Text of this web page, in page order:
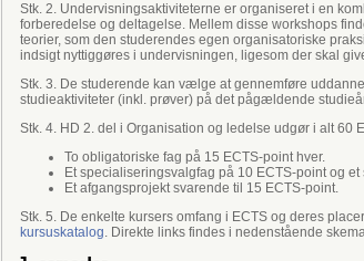
Stk. 2. Undervisningsaktiviteterne er organiseret i en
forberedelse og deltagelse. Mellem disse workshops
teorier, som den studerendes egen organisatoriske
indsigt nyttiggøres i undervisningen, ligesom der skal
Stk. 3. De studerende kan vælge at gennemføre
studieaktiviteter (inkl. prøver) på det pågældende
Stk. 4. HD 2. del i Organisation og ledelse udgør i alt 60
To obligatoriske fag på 15 ECTS-point hver.
Et specialiseringsvalgfag på 10 ECTS-point og
Et afgangsprojekt svarende til 15 ECTS-point.
Stk. 5. De enkelte kursers omfang i ECTS og deres
kursuskatalog. Direkte links findes i nedenstående